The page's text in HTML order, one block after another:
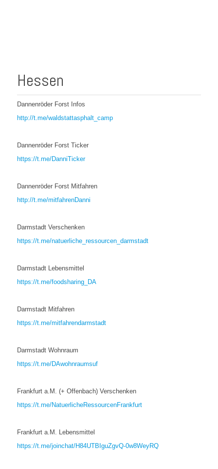
Hessen
Dannenröder Forst Infos
http://t.me/waldstattasphalt_camp
Dannenröder Forst Ticker
https://t.me/DanniTicker
Dannenröder Forst Mitfahren
http://t.me/mitfahrenDanni
Darmstadt Verschenken
https://t.me/natuerliche_ressourcen_darmstadt
Darmstadt Lebensmittel
https://t.me/foodsharing_DA
Darmstadt Mitfahren
https://t.me/mitfahrendarmstadt
Darmstadt Wohnraum
https://t.me/DAwohnraumsuf
Frankfurt a.M. (+ Offenbach) Verschenken
https://t.me/NatuerlicheRessourcenFrankfurt
Frankfurt a.M. Lebensmittel
https://t.me/joinchat/H84UTBIguZgvQ-0w8WeyRQ